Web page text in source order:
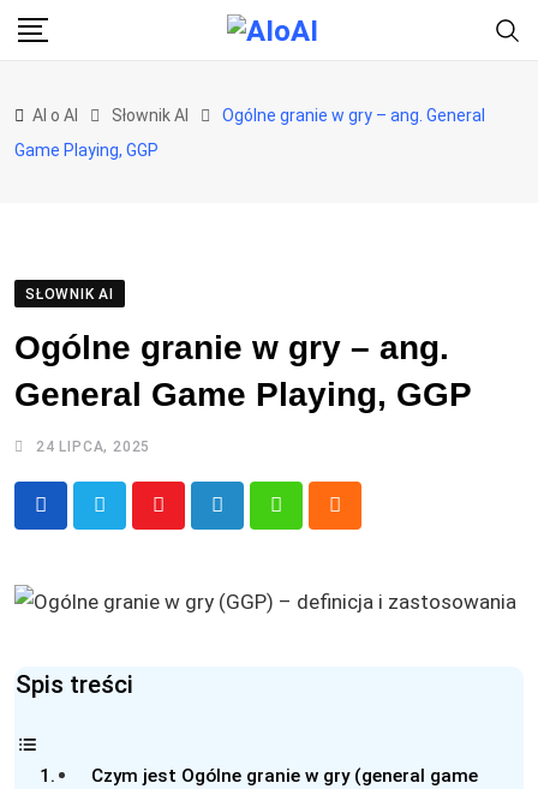
Skip
to
AI o AI Słownik AI
Ogólne granie w gry – ang. General
Game Playing, GGP
SŁOWNIK AI
Ogólne granie w gry – ang.
General Game Playing, GGP
24 LIPCA, 2025
Youtube LinkedIn WhatsappCloud
Spis treści
Czym jest Ogólne granie w gry (general game